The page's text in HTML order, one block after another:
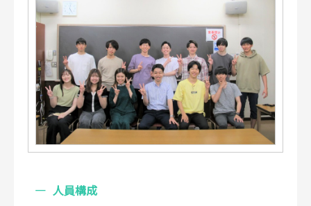
人員構成